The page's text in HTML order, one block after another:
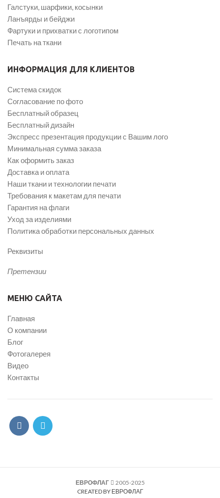
Галстуки, шарфики, косынки
Ланъярды и бейджи
Фартуки и прихватки с логотипом
Печать на ткани
ИНФОРМАЦИЯ ДЛЯ КЛИЕНТОВ
Система скидок
Согласование по фото
Бесплатный образец
Бесплатный дизайн
Экспресс презентация продукции с Вашим лого
Минимальная сумма заказа
Как оформить заказ
Доставка и оплата
Наши ткани и технологии печати
Требования к макетам для печати
Гарантия на флаги
Уход за изделиями
Политика обработки персональных данных
Реквизиты
Претензии
МЕНЮ САЙТА
Главная
О компании
Блог
Фотогалерея
Видео
Контакты
ЕВРОФЛАГ
2005-2025
CREATED BY ЕВРОФЛАГ